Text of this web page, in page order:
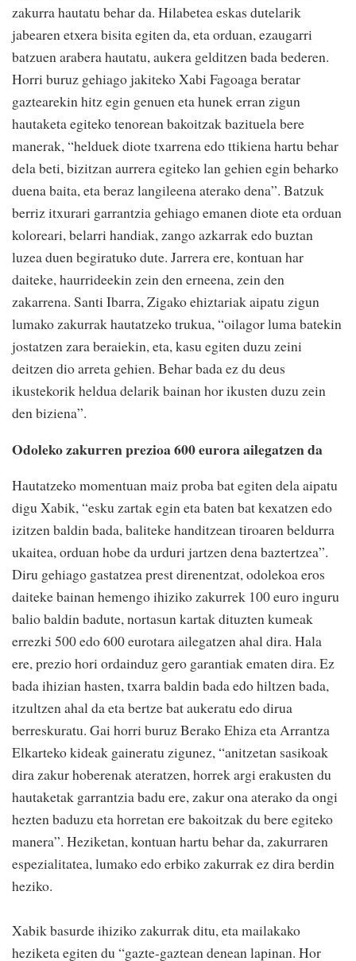
zakurra hautatu behar da. Hilabetea eskas dutelarik
jabearen etxera bisita egiten da, eta orduan, ezaugarri
batzuen arabera hautatu, aukera gelditzen bada bederen.
Horri buruz gehiago jakiteko Xabi Fagoaga beratar
gaztearekin hitz egin genuen eta hunek erran zigun
hautaketa egiteko tenorean bakoitzak bazituela bere
manerak, “helduek diote txarrena edo ttikiena hartu behar
dela beti, bizitzan aurrera egiteko lan gehien egin beharko
duena baita, eta beraz langileena aterako dena”. Batzuk
berriz itxurari garrantzia gehiago emanen diote eta orduan
koloreari, belarri handiak, zango azkarrak edo buztan
luzea duen begiratuko dute. Jarrera ere, kontuan har
daiteke, haurrideekin zein den erneena, zein den
zakarrena. Santi Ibarra, Zigako ehiztariak aipatu zigun
lumako zakurrak hautatzeko trukua, “oilagor luma batekin
jostatzen zara beraiekin, eta, kasu egiten duzu zeini
deitzen dio arreta gehien. Behar bada ez du deus
ikustekorik heldua delarik bainan hor ikusten duzu zein
den biziena”.
Odoleko zakurren prezioa 600 eurora ailegatzen da
Hautatzeko momentuan maiz proba bat egiten dela aipatu
digu Xabik, “esku zartak egin eta baten bat kexatzen edo
izitzen baldin bada, baliteke handitzean tiroaren beldurra
ukaitea, orduan hobe da urduri jartzen dena baztertzea”.
Diru gehiago gastatzea prest direnentzat, odolekoa eros
daiteke bainan hemengo ihiziko zakurrek 100 euro inguru
balio baldin badute, nortasun kartak dituzten kumeak
errezki 500 edo 600 eurotara ailegatzen ahal dira. Hala
ere, prezio hori ordainduz gero garantiak ematen dira. Ez
bada ihizian hasten, txarra baldin bada edo hiltzen bada,
itzultzen ahal da eta bertze bat aukeratu edo dirua
berreskuratu. Gai horri buruz Berako Ehiza eta Arrantza
Elkarteko kideak gaineratu zigunez, “anitzetan sasikoak
dira zakur hoberenak ateratzen, horrek argi erakusten du
hautaketak garrantzia badu ere, zakur ona aterako da ongi
hezten baduzu eta horretan ere bakoitzak du bere egiteko
manera”. Heziketan, kontuan hartu behar da, zakurraren
espezialitatea, lumako edo erbiko zakurrak ez dira berdin
heziko.
Xabik basurde ihiziko zakurrak ditu, eta mailakako
heziketa egiten du “gazte-gaztean denean lapinan. Hor